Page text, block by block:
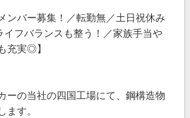
ンバー募集！／転勤無／土日祝休み
イフバランスも整う！／家族手当や
充実◎】
ーの当社の四国工場にて、鋼構造物
ます。